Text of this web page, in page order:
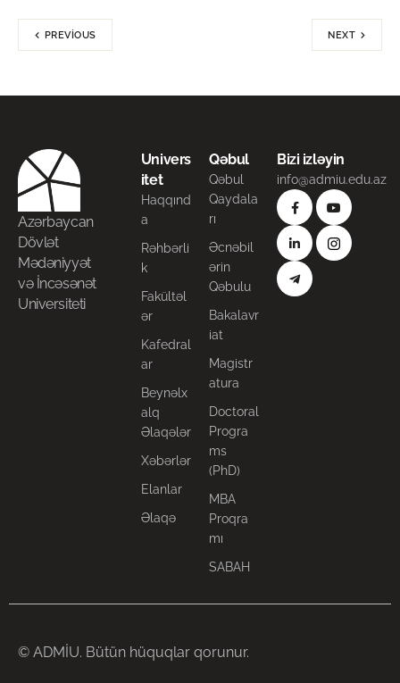
PREVIOUS NEXT
Azərbaycan
Dövlət
Mədəniyyət
və İncəsənət
Universiteti
Univers
itet
Haqqınd
a
Rəhbərli
k
Fakültəl
ər
Kafedral
ar
Beynəlx
alq
Əlaqələr
Xəbərlər
Elanlar
Əlaqə
Qəbul
Qəbul
Qaydala
rı
Əcnəbil
ərin
Qəbulu
Bakalavr
iat
Magistr
atura
Doctoral
Progra
ms
(PhD)
MBA
Proqra
mı
SABAH
Bizi izləyin
info@admiu.edu.az
© ADMİU. Bütün hüquqlar qorunur.